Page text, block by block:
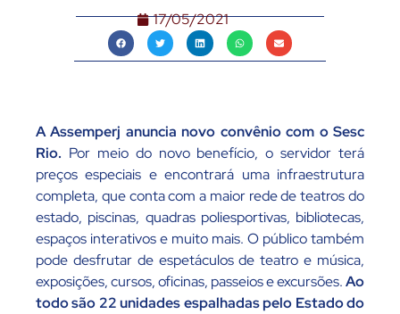
17/05/2021
A Assemperj anuncia novo convênio com o Sesc
Rio. Por meio do novo benefício, o servidor terá
preços especiais e encontrará uma infraestrutura
completa, que conta com a maior rede de teatros do
estado, piscinas, quadras poliesportivas, bibliotecas,
espaços interativos e muito mais. O público também
pode desfrutar de espetáculos de teatro e música,
exposições, cursos, oficinas, passeios e excursões.Ao
todo são 22 unidades espalhadas pelo Estado do